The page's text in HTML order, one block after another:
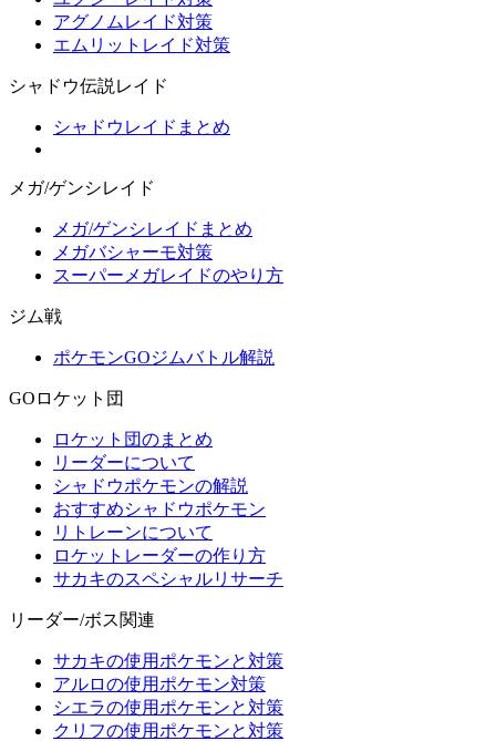
アグノムレイド対策
エムリットレイド対策
シャドウ伝説レイド
シャドウレイドまとめ
メガ/ゲンシレイド
メガ/ゲンシレイドまとめ
メガバシャーモ対策
スーパーメガレイドのやり方
ジム戦
ポケモンGOジムバトル解説
GOロケット団
ロケット団のまとめ
リーダーについて
シャドウポケモンの解説
おすすめシャドウポケモン
リトレーンについて
ロケットレーダーの作り方
サカキのスペシャルリサーチ
リーダー/ボス関連
サカキの使用ポケモンと対策
アルロの使用ポケモン対策
シエラの使用ポケモンと対策
クリフの使用ポケモンと対策